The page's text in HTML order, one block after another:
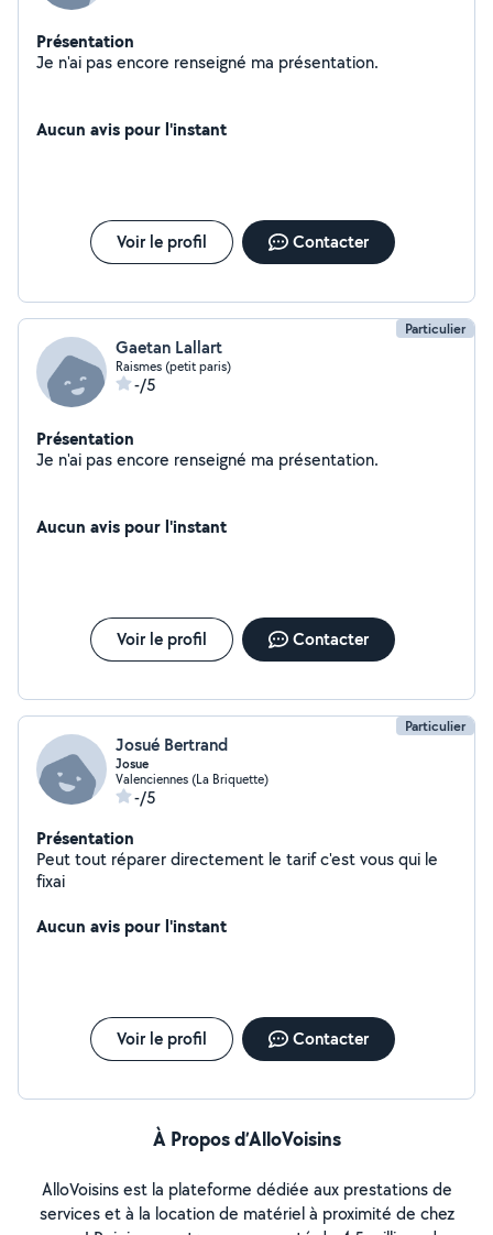
Présentation
Je n'ai pas encore renseigné ma présentation.
Aucun avis pour l'instant
Voir le profil Contacter
Particulier
Gaetan Lallart
Raismes (petit paris)
-/5
Présentation
Je n'ai pas encore renseigné ma présentation.
Aucun avis pour l'instant
Voir le profil Contacter
Particulier
Josué Bertrand
Josue
Valenciennes (La Briquette)
-/5
Présentation
Peut tout réparer directement le tarif c'est vous qui le
fixai
Aucun avis pour l'instant
Voir le profil Contacter
À Propos d’AlloVoisins
AlloVoisins est la plateforme dédiée aux prestations de
services et à la location de matériel à proximité de chez